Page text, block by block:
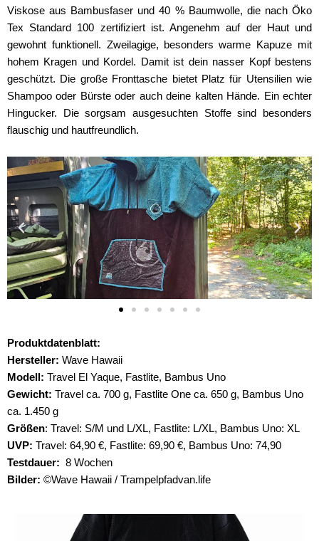
Viskose aus Bambusfaser und 40 % Baumwolle, die nach Öko
Tex Standard 100 zertifiziert ist. Angenehm auf der Haut und
gewohnt funktionell. Zweilagige, besonders warme Kapuze mit
hohem Kragen und Kordel. Damit ist dein nasser Kopf bestens
geschützt. Die große Fronttasche bietet Platz für Utensilien wie
Shampoo oder Bürste oder auch deine kalten Hände. Ein echter
Hingucker. Die sorgsam ausgesuchten Stoffe sind besonders
flauschig und hautfreundlich.
Produktdatenblatt:
Hersteller: Wave Hawaii
Modell: Travel El Yaque, Fastlite, Bambus Uno
Gewicht: Travel ca. 700 g, Fastlite One ca. 650 g, Bambus Uno
ca. 1.450 g
Größen: Travel: S/M und L/XL, Fastlite: L/XL, Bambus Uno: XL
UVP: Travel: 64,90 €, Fastlite: 69,90 €, Bambus Uno: 74,90
Testdauer: 8 Wochen
Bilder: ©Wave Hawaii / Trampelpfadvan.life